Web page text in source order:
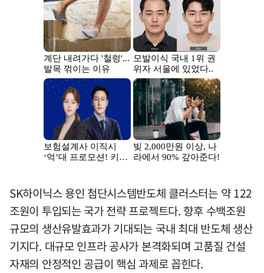
SK하이닉스 용인 첨단시스템반도체 클러스터는 약 122
조원이 투입되는 국가 전략 프로젝트다. 향후 수백조원
규모의 생산유발효과가 기대되는 국내 최대 반도체 생산
기지다. 대규모 인프라 공사가 본격화되며 고품질 건설
자재의 안정적인 공급이 핵심 과제로 꼽힌다.